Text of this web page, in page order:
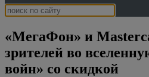
«МегаФон» и
зрителей во
войн» со скидкой